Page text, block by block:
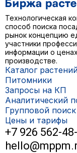
Технологическая
способ поиска
рынок концепцию
участники
информации о
производстве.
Каталог
Питомники
Запросы на КП
Аналитический
Групповой поиск
Цены и тарифы
+7 926 562-